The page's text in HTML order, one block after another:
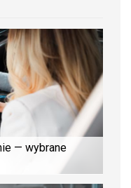
— wybrane